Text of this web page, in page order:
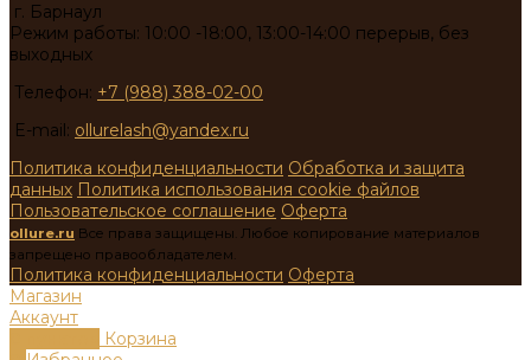
г. Барнаул
Режим работы: 10:00 -18:00, 13:00-14:00 перерыв, без
выходных
Телефон: +7 (988) 388-02-00
E-mail: ollurelash@yandex.ru
Политика конфиденциальности Обработка и защита
данных Политика использования cookie файлов
Пользовательское соглашение Оферта
ollure.ru Все права защищены. Любое копирование материалов
запрещено правообладателем.
Политика конфиденциальности Оферта
Магазин
Аккаунт
Корзина